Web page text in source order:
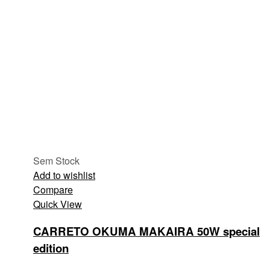
Sem Stock
Add to wishlist
Compare
Quick View
CARRETO OKUMA MAKAIRA 50W special
edition